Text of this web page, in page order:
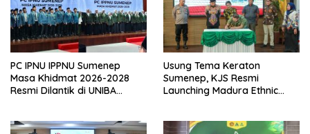
PC IPNU IPPNU Sumenep
Masa Khidmat 2026-2028
Resmi Dilantik di UNIBA
Usung Tema Keraton
Sumenep, KJS Resmi
Launching Madura Ethnic